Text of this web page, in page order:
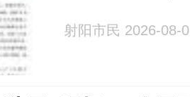
射阳市民 2026-08-